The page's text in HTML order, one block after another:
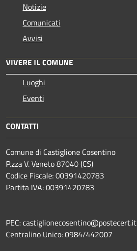
Notizie
Comunicati
Avvisi
VIVERE IL COMUNE
Luoghi
Eventi
CONTATTI
Comune di Castiglione Cosentino
P.zza V. Veneto 87040 (CS)
Codice Fiscale: 00391420783
Partita IVA: 00391420783
PEC: castiglionecosentino@postecert.it
Centralino Unico: 0984/442007